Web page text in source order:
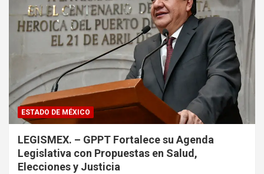
ESTADO DE MÉXICO
LEGISMEX. – GPPT Fortalece su Agenda
Legislativa con Propuestas en Salud,
Elecciones y Justicia